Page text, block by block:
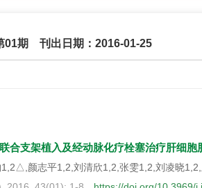
01期 刊出日期：2016-01-25
合支架植入及经动脉化疗栓塞治疗肝细胞
颜志平1,2,刘清欣1,2,张雯1,2,刘凌晓